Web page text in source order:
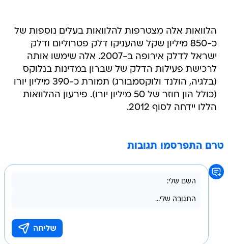
הלוואות אלה מצטרפות להלוואות בעלים נוספות של
כ-850 מיליון שקל שהעניקו דלק פטרוליום ודלק
ישראל לדלק אירופה ב-2007. אלה שימשו אותה
לרכישת פעילות הדלק של שברון במדינות בנלוקס
(בלגיה, הולנד ולוקסמבורג) תמורת כ-390 מיליון יורו
(כולל הון חוזר של 50 מיליון יורו). פירעון ההלוואות
הללו יידחה לסוף 2012.
טרם התפרסמו תגובות